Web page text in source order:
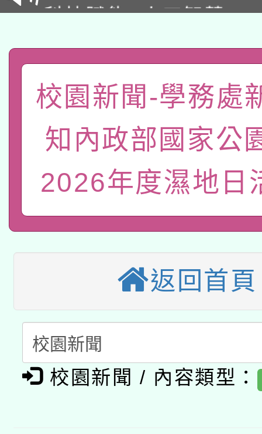
暨閱讀推動專業研習
科技賦能─人工智慧
「數位內容與教學軟體
pilot」
有關大陸委員會函釋公
薪期間赴陸應申請許可
轉知經濟部水利署委託
業技術研究院辦理「
用水績優單位及節水達
動」
115年8月22日(星期六
桃園市孔廟祈福系列
開 智慧啟航」
2026年桃園地景藝術
「2026桃園藝術巡演
本館辦理115年度閱讀
礎課程
A3數位素養講師名單
「數位內容與教學軟體
pilot」
有關大陸委員會函釋公
校園新聞-學務處
知內政部國家公
2026年度濕地日
返回首頁
校園新聞 / 內容類型：